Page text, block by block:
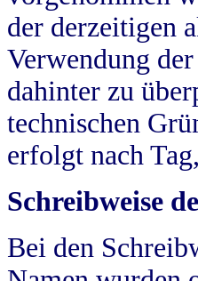
der derzeitigen
Verwendung
dahinter zu
technischen
erfolgt nach
Schreibweise
Bei den